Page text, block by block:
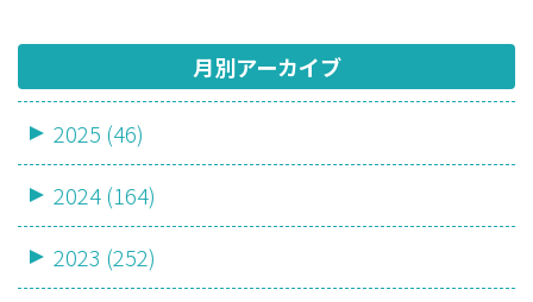
月別アーカイブ
2025 (46)
2024 (164)
2023 (252)